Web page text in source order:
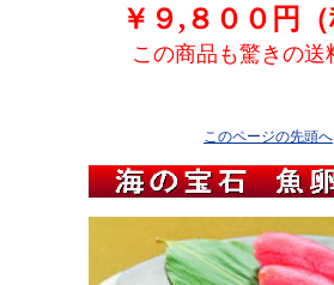
￥９,８００円（
この商品も驚きの送
このページの先頭へ